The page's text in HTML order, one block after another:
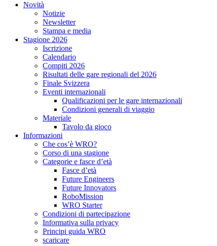
Novità
Notizie
Newsletter
Stampa e media
Stagione 2026
Iscrizione
Calendario
Compiti 2026
Risultati delle gare regionali del 2026
Finale Svizzera
Eventi internazionali
Qualificazioni per le gare internazionali
Condizioni generali di viaggio
Materiale
Tavolo da gioco
Informazioni
Che cos’è WRO?
Corso di una stagione
Categorie e fasce d’età
Fasce d’età
Future Engineers
Future Innovators
RoboMission
WRO Starter
Condizioni di partecipazione
Informativa sulla privacy
Principi guida WRO
scaricare